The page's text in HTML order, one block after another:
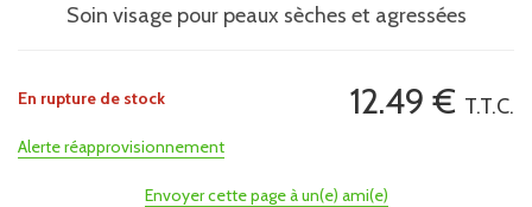
Soin visage pour peaux sèches et agressées
12.49 € T.T.C.
En rupture de stock
Alerte réapprovisionnement
Envoyer cette page à un(e) ami(e)